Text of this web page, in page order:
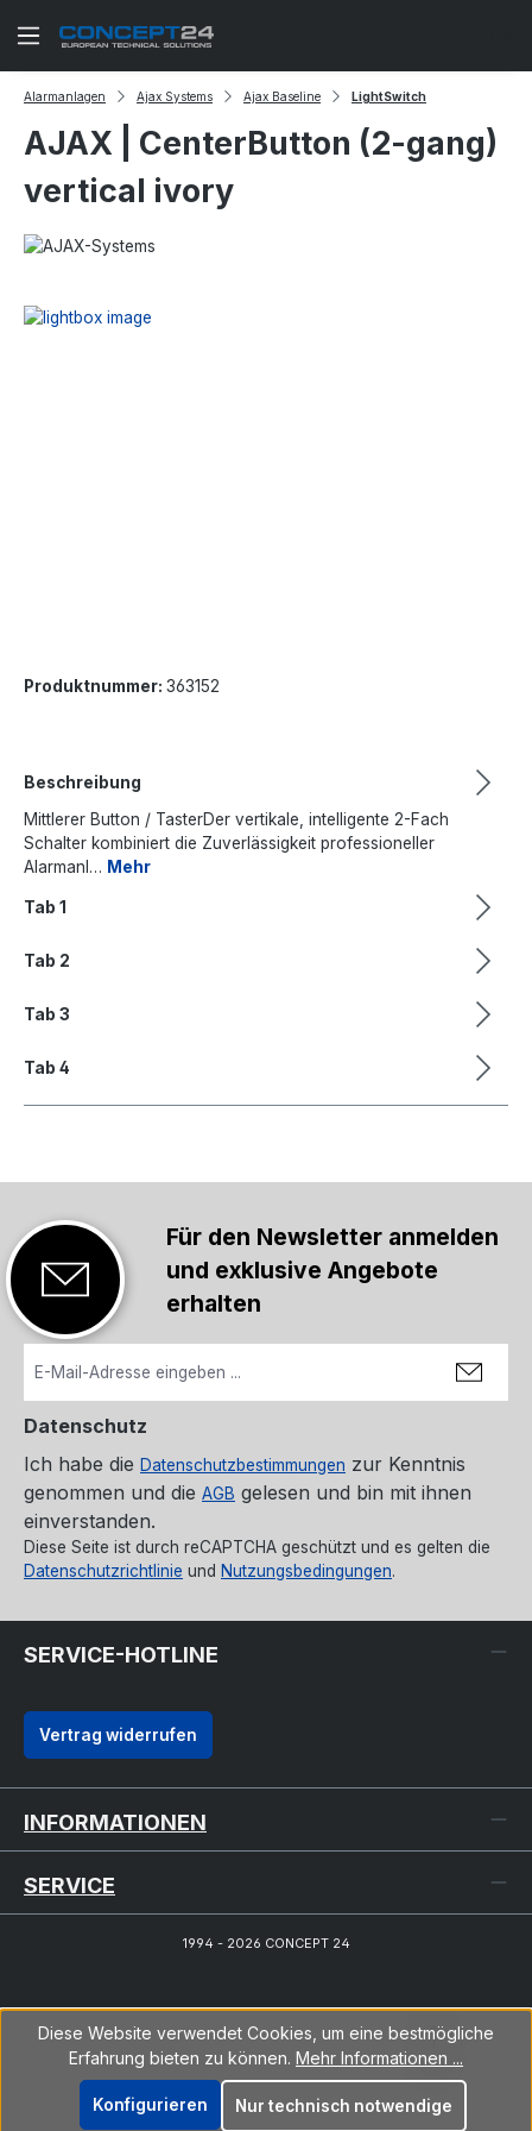
Zum Hauptinhalt springen
Alarmanlagen Ajax Systems Ajax Baseline LightSwitch
AJAX | CenterButton (2-gang)
vertical ivory
Produktnummer: 363152
Beschreibung
Mittlerer Button / TasterDer vertikale, intelligente 2-Fach
Schalter kombiniert die Zuverlässigkeit professioneller
Alarmanl… Mehr
Tab 1
Tab 2
Tab 3
Tab 4
Für den Newsletter anmelden
und exklusive Angebote
erhalten
Datenschutz
Ich habe die Datenschutzbestimmungen zur Kenntnis
genommen und die AGB gelesen und bin mit ihnen
einverstanden.
Diese Seite ist durch reCAPTCHA geschützt und es gelten die
Datenschutzrichtlinie und Nutzungsbedingungen.
SERVICE-HOTLINE
Vertrag widerrufen
INFORMATIONEN
SERVICE
1994 - 2026 CONCEPT 24
Diese Website verwendet Cookies, um eine bestmögliche
Erfahrung bieten zu können. Mehr Informationen ...
Nur technisch notwendige
Konfigurieren